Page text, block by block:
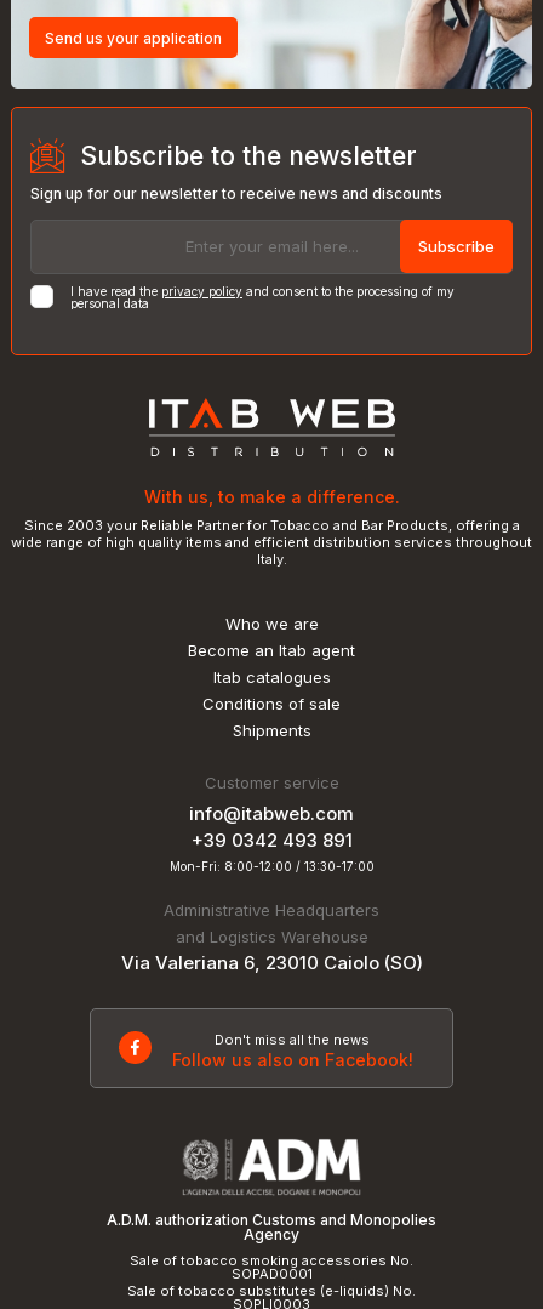
Send us your application
Subscribe to the newsletter
Sign up for our newsletter to receive news and discounts
Subscribe
I have read the privacy policy and consent to the processing of my
personal data
With us, to make a difference.
Since 2003 your Reliable Partner for Tobacco and Bar Products, offering a
wide range of high quality items and efficient distribution services throughout
Italy.
Who we are
Become an Itab agent
Itab catalogues
Conditions of sale
Shipments
Customer service
info@itabweb.com
+39 0342 493 891
Mon-Fri: 8:00-12:00 / 13:30-17:00
Administrative Headquarters
and Logistics Warehouse
Via Valeriana 6, 23010 Caiolo (SO)
Don't miss all the news
Follow us also on Facebook!
A.D.M. authorization Customs and Monopolies
Agency
Sale of tobacco smoking accessories No.
SOPAD0001
Sale of tobacco substitutes (e-liquids) No.
SOPLI0003